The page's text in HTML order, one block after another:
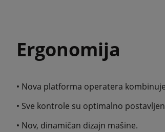
Ergonomija
• Nova platforma operatera
• Sve kontrole su optimalno
• Nov, dinamičan dizajn mašine.